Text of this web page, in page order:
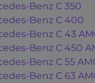
Benz C 350
Benz C 400
Benz C 43
Benz C 450
Benz C 55
Benz C 63